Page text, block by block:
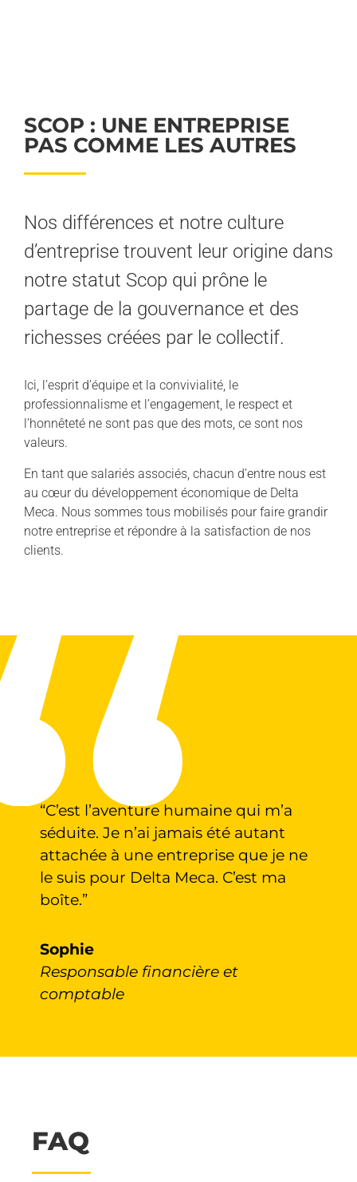
SCOP : UNE ENTREPRISE
PAS COMME LES AUTRES
Nos différences et notre culture
d’entreprise trouvent leur origine dans
notre statut Scop qui prône le
partage de la gouvernance et des
richesses créées par le collectif.
Ici, l’esprit d’équipe et la convivialité, le
professionnalisme et l’engagement, le respect et
l’honnêteté ne sont pas que des mots, ce sont nos
valeurs.
En tant que salariés associés, chacun d’entre nous est
au cœur du développement économique de Delta
Meca. Nous sommes tous mobilisés pour faire grandir
notre entreprise et répondre à la satisfaction de nos
clients.
“C’est l’aventure humaine qui m’a
séduite. Je n’ai jamais été autant
attachée à une entreprise que je ne
le suis pour Delta Meca. C’est ma
boîte.”
Sophie
Responsable financière et
comptable
FAQ